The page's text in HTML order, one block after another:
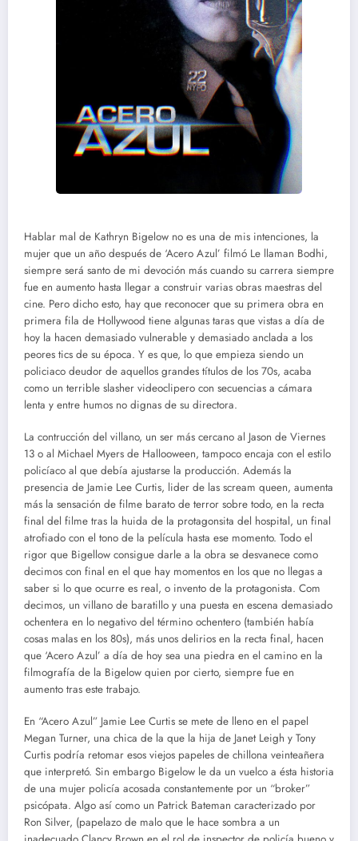
Hablar mal de Kathryn Bigelow no es una de mis intenciones, la
mujer que un año después de ‘Acero Azul’ filmó Le llaman Bodhi,
siempre será santo de mi devoción más cuando su carrera siempre
fue en aumento hasta llegar a construir varias obras maestras del
cine. Pero dicho esto, hay que reconocer que su primera obra en
primera fila de Hollywood tiene algunas taras que vistas a día de
hoy la hacen demasiado vulnerable y demasiado anclada a los
peores tics de su época. Y es que, lo que empieza siendo un
policiaco deudor de aquellos grandes títulos de los 70s, acaba
como un terrible slasher videoclipero con secuencias a cámara
lenta y entre humos no dignas de su directora.
La contrucción del villano, un ser más cercano al Jason de Viernes
13 o al Michael Myers de Hallooween, tampoco encaja con el estilo
policíaco al que debía ajustarse la producción. Además la
presencia de Jamie Lee Curtis, lider de las scream queen, aumenta
más la sensación de filme barato de terror sobre todo, en la recta
final del filme tras la huida de la protagonsita del hospital, un final
atrofiado con el tono de la película hasta ese momento. Todo el
rigor que Bigellow consigue darle a la obra se desvanece como
decimos con final en el que hay momentos en los que no llegas a
saber si lo que ocurre es real, o invento de la protagonista. Com
decimos, un villano de baratillo y una puesta en escena demasiado
ochentera en lo negativo del término ochentero (también había
cosas malas en los 80s), más unos delirios en la recta final, hacen
que ‘Acero Azul’ a día de hoy sea una piedra en el camino en la
filmografía de la Bigelow quien por cierto, siempre fue en
aumento tras este trabajo.
En “Acero Azul” Jamie Lee Curtis se mete de lleno en el papel
Megan Turner, una chica de la que la hija de Janet Leigh y Tony
Curtis podría retomar esos viejos papeles de chillona veinteañera
que interpretó. Sin embargo Bigelow le da un vuelco a ésta historia
de una mujer policía acosada constantemente por un “broker”
psicópata. Algo así como un Patrick Bateman caracterizado por
Ron Silver, (papelazo de malo que le hace sombra a un